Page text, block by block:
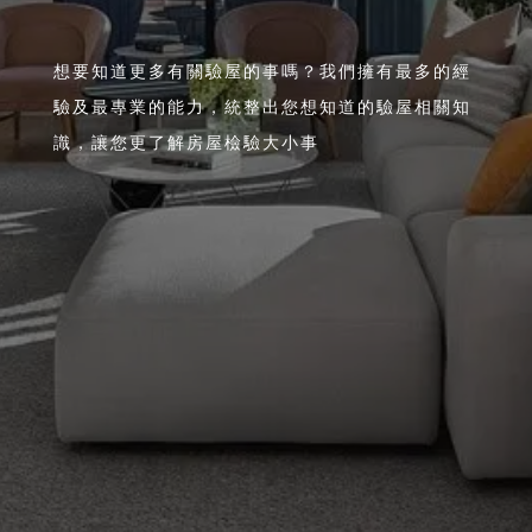
想要知道更多有關驗屋的事嗎？我們擁有最多的經
驗及最專業的能力，統整出您想知道的驗屋相關知
識，讓您更了解房屋檢驗大小事